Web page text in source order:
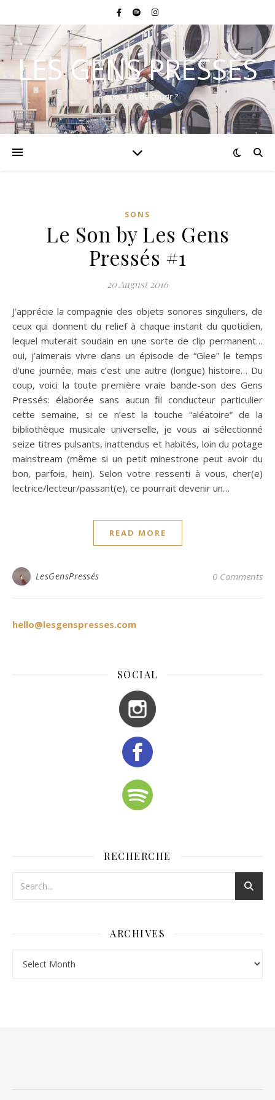
LES GENS PRESSÉS
A quoi sert de courir ?
SONS
Le Son by Les Gens
Pressés #1
20 August 2016
J’apprécie la compagnie des objets sonores singuliers, de
ceux qui donnent du relief à chaque instant du quotidien,
lequel muterait soudain en une sorte de clip permanent…
oui, j’aimerais vivre dans un épisode de “Glee” le temps
d’une journée, mais c’est une autre (longue) histoire… Du
coup, voici la toute première vraie bande-son des Gens
Pressés: élaborée sans aucun fil conducteur particulier
cette semaine, si ce n’est la touche “aléatoire” de la
bibliothèque musicale universelle, je vous ai sélectionné
seize titres pulsants, inattendus et habités, loin du potage
mainstream (même si un petit minestrone peut avoir du
bon, parfois, hein). Selon votre ressenti à vous, cher(e)
lectrice/lecteur/passant(e), ce pourrait devenir un…
READ MORE
LesGensPressés 0 Comments
hello@lesgenspresses.com
SOCIAL
RECHERCHE
ARCHIVES